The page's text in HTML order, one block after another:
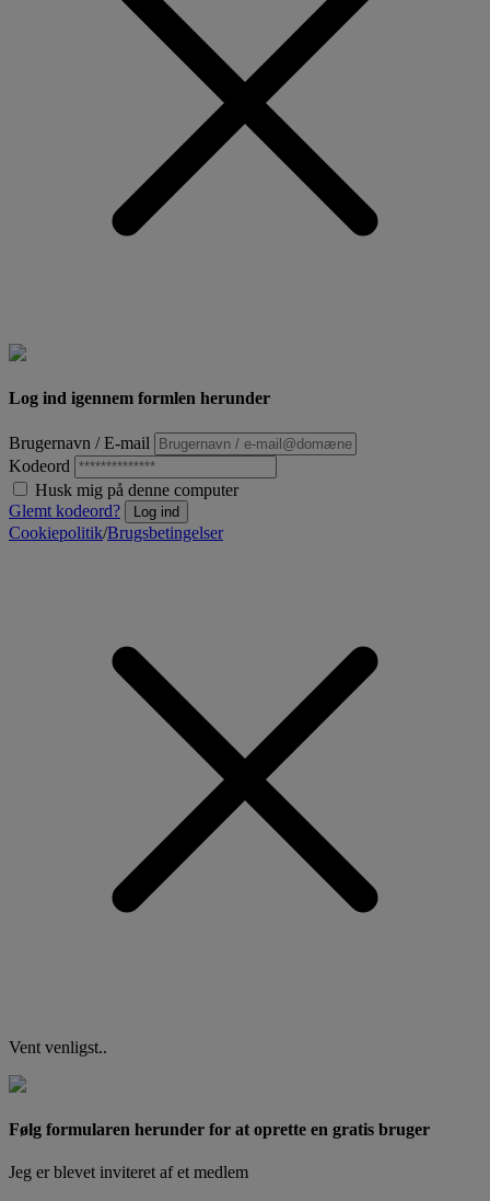
Log ind igennem formlen herunder
Brugernavn / E-mail
Kodeord
Husk mig på denne computer
Glemt kodeord?
Log ind
Cookiepolitik/Brugsbetingelser
Vent venligst..
Følg formularen herunder for at oprette en gratis bruger
Jeg er blevet inviteret af et medlem